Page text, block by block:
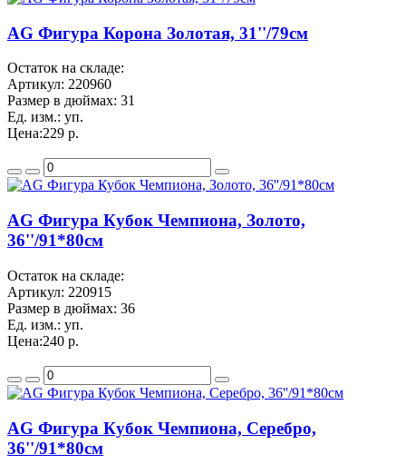
AG Фигура Корона Золотая, 31''/79см
Остаток на складе:
Артикул: 220960
Размер в дюймах: 31
Ед. изм.: уп.
Цена:229 р.
AG Фигура Кубок Чемпиона, Золото,
36''/91*80см
Остаток на складе:
Артикул: 220915
Размер в дюймах: 36
Ед. изм.: уп.
Цена:240 р.
AG Фигура Кубок Чемпиона, Серебро,
36''/91*80см